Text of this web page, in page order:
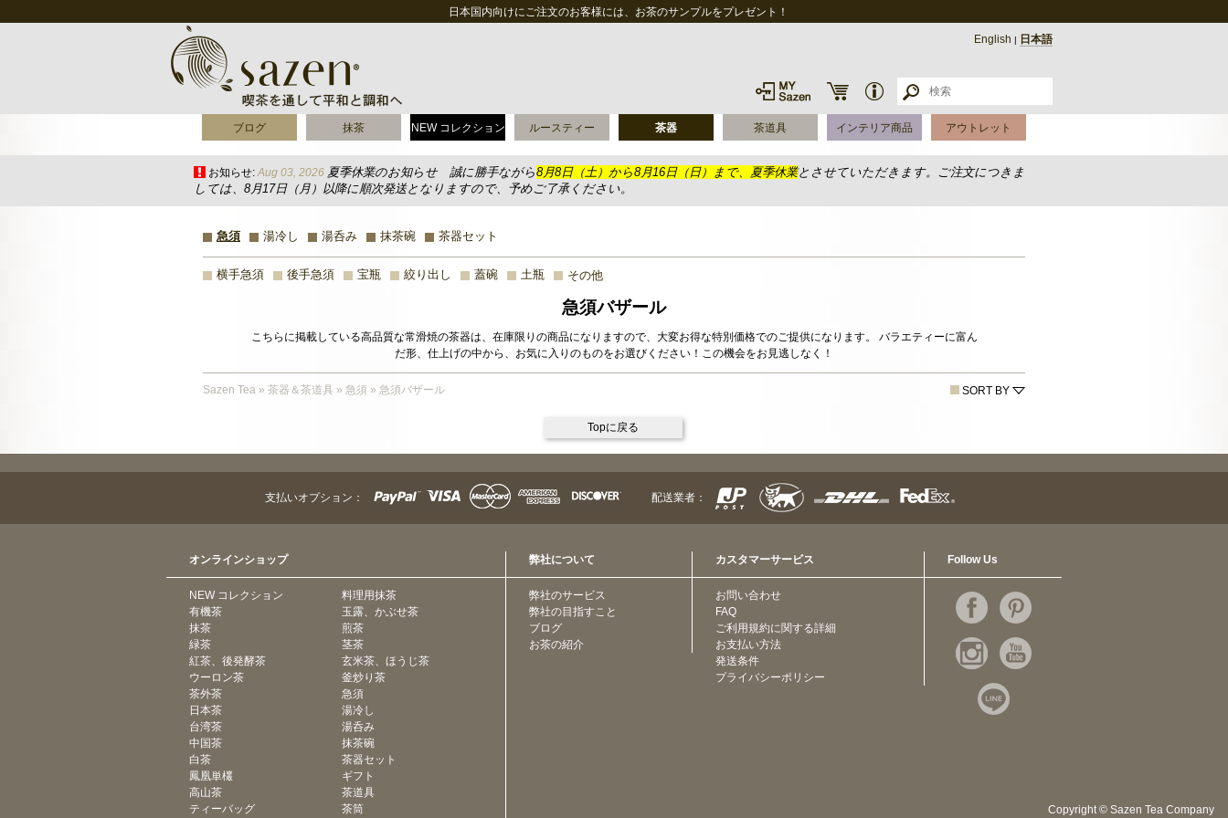
日本国内向けにご注文のお客様には、お茶のサンプルをプレゼント！
English | 日本語
ブログ 抹茶 NEW コレクション ルースティー 茶器 茶道具 インテリア商品 アウトレット
お知らせ: Aug 03, 2026 夏季休業のお知らせ 誠に勝手ながら8月8日（土）から8月16日（日）まで、夏季休業とさせていただきます。ご注文につきま
しては、8月17日（月）以降に順次発送となりますので、予めご了承ください。
急須 湯冷し 湯呑み 抹茶碗 茶器セット
横手急須 後手急須 宝瓶 絞り出し 蓋碗 土瓶 その他
急須バザール
こちらに掲載している高品質な常滑焼の茶器は、在庫限りの商品になりますので、大変お得な特別価格でのご提供になります。 バラエティーに富ん
だ形、仕上げの中から、お気に入りのものをお選びください！この機会をお見逃しなく！
Sazen Tea » 茶器＆茶道具 » 急須 » 急須バザール SORT BY
Topに戻る
支払いオプション： 配送業者：
オンラインショップ
NEW コレクション
有機茶
抹茶
緑茶
紅茶、後発酵茶
ウーロン茶
茶外茶
日本茶
台湾茶
中国茶
白茶
鳳凰単欉
高山茶
ティーバッグ
料理用抹茶
玉露、かぶせ茶
煎茶
茎茶
玄米茶、ほうじ茶
釜炒り茶
急須
湯冷し
湯呑み
抹茶碗
茶器セット
ギフト
茶道具
茶筒
弊社について
弊社のサービス
弊社の目指すこと
ブログ
お茶の紹介
カスタマーサービス
お問い合わせ
FAQ
ご利用規約に関する詳細
お支払い方法
発送条件
プライバシーポリシー
Follow Us
Copyright © Sazen Tea Company